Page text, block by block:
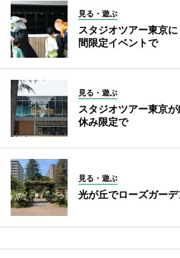
見る・遊ぶ
スタジオツアー東京
間限定イベントで
見る・遊ぶ
スタジオツアー東京
休み限定で
見る・遊ぶ
光が丘でローズガー